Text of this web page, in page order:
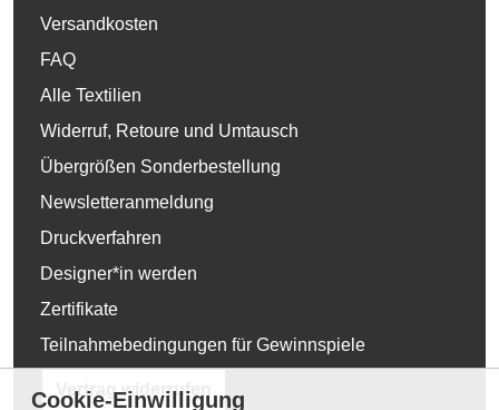
Versandkosten
FAQ
Alle Textilien
Widerruf, Retoure und Umtausch
Übergrößen Sonderbestellung
Newsletteranmeldung
Druckverfahren
Designer*in werden
Zertifikate
Teilnahmebedingungen für Gewinnspiele
Vertrag widerrufen
Cookie-Einwilligung